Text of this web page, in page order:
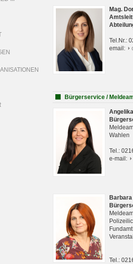
Mag.
Tel.Nr.:
email:
Bürgerservice /
Wahlen
Tel.:
e-mail:
Tel.: